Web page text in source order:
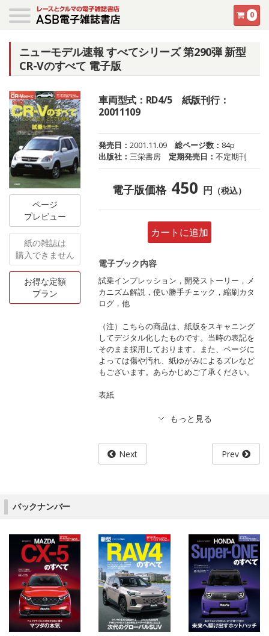
0
ニューモデル速報 すべてシリーズ 第290弾 新型
CR-Vのすべて 電子版
ページ
プレビュー
紙の雑誌は
購入できません
お得な定額
プラン
車両型式：RD4/5 紙版刊行：
20011109
発売日：2001.11.09 総ページ数： 84p
出版社：三栄書房 定期発売日：不定期刊
電子版価格 450 円 （税込）
カートに追加
電子ブック内容
試乗インプレッション，開発ストーリー，メ
カニズム解説，使い勝手チェック，縮刷カタ
ログ，他
（注）こちらの商品は、紙版をスキャニング
してデジタル化したものです。当時の表記を
そのまま採用しております。また、ページに
よっては傷や汚れ、紙ゆがみによるズレなど
もございます。あらかじめご了承ください。
表紙
Next Prev
バックナンバー